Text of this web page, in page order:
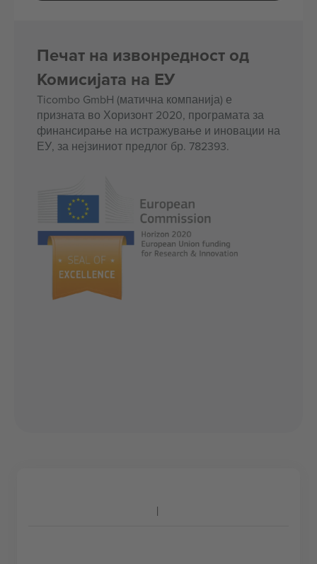
Печат на извонредност од
Комисијата на ЕУ
Ticombo GmbH (матична компанија) е
призната во Хоризонт 2020, програмата за
финансирање на истражување и иновации на
ЕУ, за нејзиниот предлог бр. 782393.